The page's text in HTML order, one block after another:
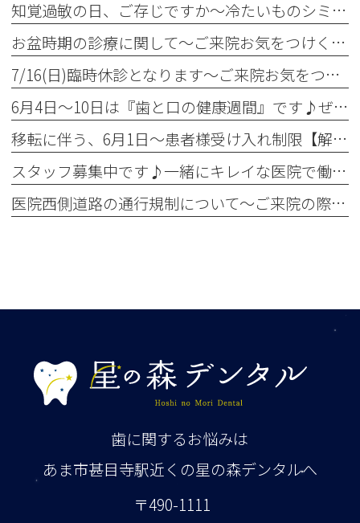
知覚過敏の日、ご存じですか～冷たいものシミませんか？～
お盆時期の診療に関して～ご来院お気をつけください～
7/16(日)臨時休診となります～ご来院お気をつけください～
6月4日～10日は『歯と口の健康週間』です♪ぜひ定期検診へ！
移転に伴う、6月1日～患者様受け入れ制限【解除】について
スタッフ募集中です♪一緒にキレイな医院で働きませんか？✨
医院西側道路の通行規制について～ご来院の際お気をつけください～
歯に関するお悩みは
あま市甚目寺駅近くの星の森デンタルへ
〒490-1111